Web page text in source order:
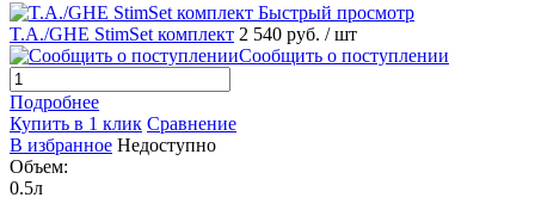
Быстрый просмотр
T.A./GHE StimSet комплект 2 540 руб. / шт
Сообщить о поступлении
Подробнее
Купить в 1 клик Сравнение
В избранное Недоступно
Объем:
0.5л